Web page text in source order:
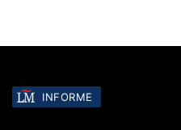
INFORME